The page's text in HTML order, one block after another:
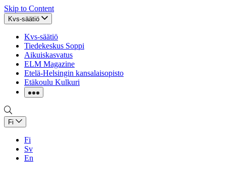
Skip to Content
Kvs-säätiö
Kvs-säätiö
Tiedekeskus Soppi
Aikuiskasvatus
ELM Magazine
Etelä-Helsingin kansalaisopisto
Etäkoulu Kulkuri
Fi
Fi
Sv
En